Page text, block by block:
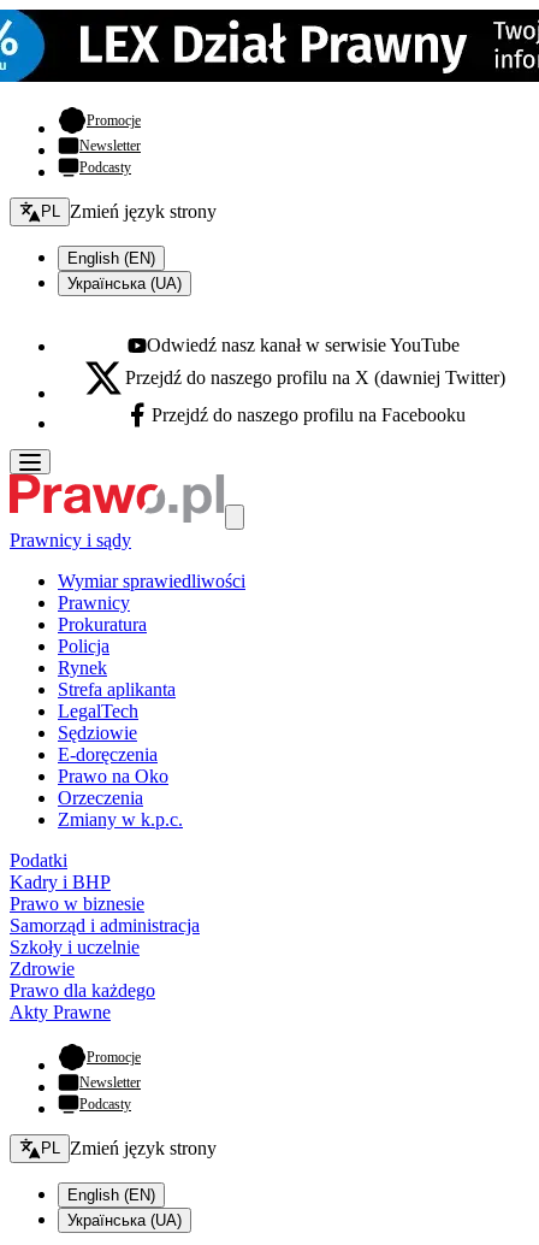
Promocje- otwiera się w nowej karcie
Newsletter
Podcasty
Zmień język - bieżący:
PL Zmień język strony
English (EN)
Українська (UA)
Youtube - otwiera się w nowej karcie
Odwiedź nasz kanał w serwisie YouTube
X - otwiera się w nowej karcie
Przejdź do naszego profilu na X (dawniej Twitter)
Facebook - otwiera się w nowej karcie
Przejdź do naszego profilu na Facebooku
Prawnicy i sądy
Wymiar sprawiedliwości
Prawnicy
Prokuratura
Policja
Rynek
Strefa aplikanta
LegalTech
Sędziowie
E-doręczenia
Prawo na Oko
Orzeczenia
Zmiany w k.p.c.
Podatki
Kadry i BHP
Prawo w biznesie
Samorząd i administracja
Szkoły i uczelnie
Zdrowie
Prawo dla każdego
Akty Prawne
Promocje- otwiera się w nowej karcie
Newsletter
Podcasty
Zmień język - bieżący:
PL Zmień język strony
English (EN)
Українська (UA)